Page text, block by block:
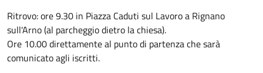
Ritrovo: ore 9.30 in Piazza Caduti sul Lavoro a Rignano
sull'Arno (al parcheggio dietro la chiesa).
Ore 10.00 direttamente al punto di partenza che sarà
comunicato agli iscritti.